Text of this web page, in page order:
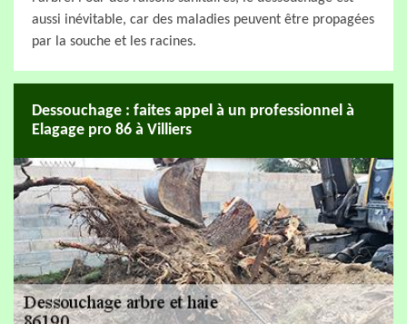
aussi inévitable, car des maladies peuvent être propagées
par la souche et les racines.
Dessouchage : faites appel à un professionnel à
Elagage pro 86 à Villiers